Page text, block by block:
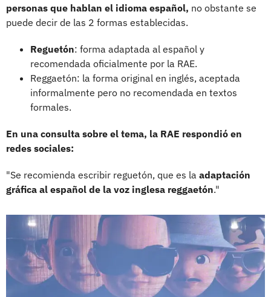
personas que hablan el idioma español, no obstante se
puede decir de las 2 formas establecidas.
Reguetón: forma adaptada al español y
recomendada oficialmente por la RAE.
Reggaetón: la forma original en inglés, aceptada
informalmente pero no recomendada en textos
formales.
En una consulta sobre el tema, la RAE respondió en
redes sociales:
"Se recomienda escribir reguetón, que es la adaptación
gráfica al español de la voz inglesa reggaetón."